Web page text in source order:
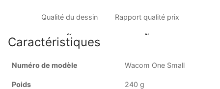
Qualité du dessin Rapport qualité prix
Caractéristiques
Numéro de modèle Wacom One Small
Poids 240 g